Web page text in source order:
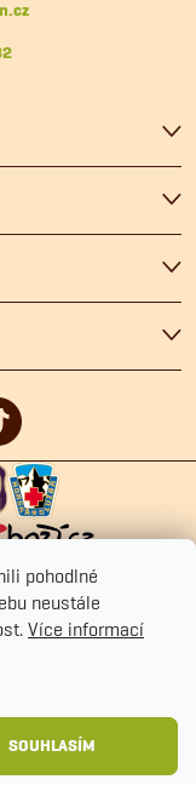
pohodlné
neustále
Více informací
SOUHLASÍM
4.9
Cookies